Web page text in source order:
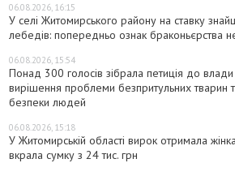
06.08.2026, 16:15
У селі Житомирського району на ставку
лебедів: попередньо ознак браконьєрства
06.08.2026, 15:54
Понад 300 голосів зібрала петиція до
вирішення проблеми безпритульних тварин
безпеки людей
06.08.2026, 15:18
У Житомирській області вирок отримала
вкрала сумку з 24 тис. грн